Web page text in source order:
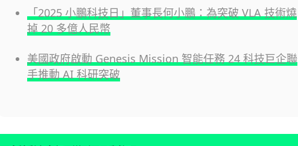
「2025 小鵬科技日」董事長何小鵬：為突破 VLA 技術燒
掉 20 多億人民幣
美國政府啟動 Genesis Mission 智能任務 24 科技巨企聯
手推動 AI 科研突破